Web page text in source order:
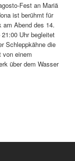
Fest an Mariä
ist berühmt für
am Abend des 14.
Uhr begleitet
Schleppkähne die
von einem
über dem Wasser